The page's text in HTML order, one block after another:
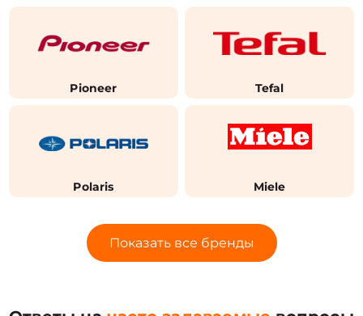
Pioneer Tefal
Polaris Miele
Показать все бренды